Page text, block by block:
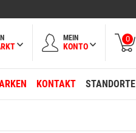
MEIN
KONTO
0
KONTAKT STANDORTE